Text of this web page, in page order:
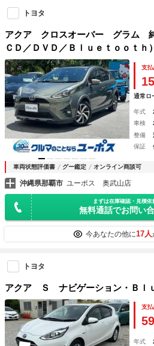
トヨタ
アクア クロスオーバー グラム 純
ＣＤ／ＤＶＤ／Ｂｌｕｅｔｏｏｔ
メラ クリアランスソナー ＬＥＤ
ライブレコーダー 純正１６インチ
ンプ
支
通常ロ
年式
車検
整備
保証
車両状態評価書 グー鑑定 オンライン商談可
沖縄県那覇市 ユーポス 奥武山店
まずは在庫確認・見積依
無料通話でお問い
今あなたの他に17人
トヨタ
アクア Ｓ ナビゲーション・Ｂｌ
支
年式